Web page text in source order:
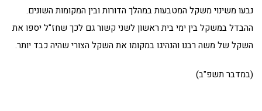
נבעו משינוי משקל המטבעות במהלך הדורות ובין המקומות השונים.
ההבדל במשקל בין ימי בית ראשון לשני קשור גם לכך שחז"ל יספו את
השקל של משה רבנו והנהיגו במקומו את השקל הצורי שהיה כבד יותר.
(במדבר תשפ"ב)